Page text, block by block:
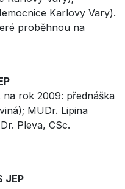
Karlovy Vary).
proběhnou na
rok 2009: přednáška
MUDr. Lipina
Pleva, CSc.
JEP